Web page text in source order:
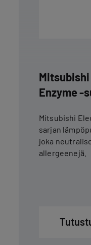
Enzyme -
Mitsubishi
sarjan
joka
allergeenejä.